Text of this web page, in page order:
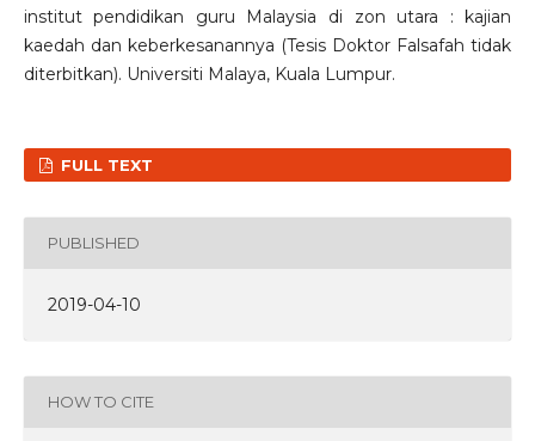
institut pendidikan guru Malaysia di zon utara : kajian
kaedah dan keberkesanannya (Tesis Doktor Falsafah tidak
diterbitkan). Universiti Malaya, Kuala Lumpur.
FULL TEXT
PUBLISHED
2019-04-10
HOW TO CITE